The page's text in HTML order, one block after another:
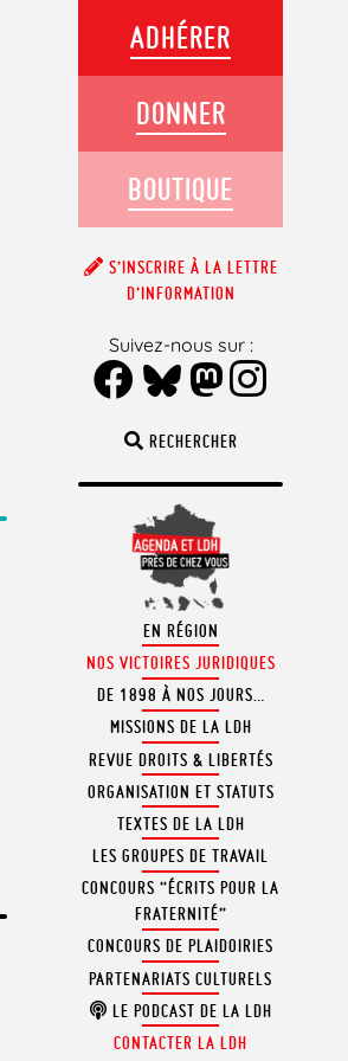
RECHERCHER
EN RÉGION
NOS VICTOIRES JURIDIQUES
DE 1898 À NOS JOURS…
MISSIONS DE LA LDH
REVUE DROITS & LIBERTÉS
ORGANISATION ET STATUTS
TEXTES DE LA LDH
LES GROUPES DE TRAVAIL
CONCOURS “ÉCRITS POUR LA
FRATERNITÉ”
CONCOURS DE PLAIDOIRIES
PARTENARIATS CULTURELS
LE PODCAST DE LA LDH
CONTACTER LA LDH
ADHÉRER
DONNER
BOUTIQUE
S’INSCRIRE À LA LETTRE
D’INFORMATION
Suivez-nous sur :